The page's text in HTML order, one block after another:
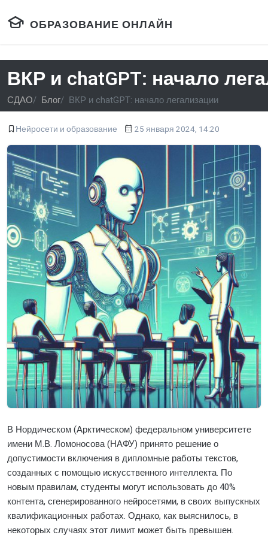
ОБРАЗОВАНИЕ ОНЛАЙН
ВКР и chatGPT: начало
СДАО Блог ВКР и chatGPT: начало легализации
Нейросети и образование 25 января 2024, 14:20
В Нордическом (Арктическом) федеральном университете
имени М.В. Ломоносова (НАФУ) принято решение о
допустимости включения в дипломные работы текстов,
созданных с помощью искусственного интеллекта. По
новым правилам, студенты могут использовать до 40%
контента, сгенерированного нейросетями, в своих выпускных
квалификационных работах. Однако, как выяснилось, в
некоторых случаях этот лимит может быть превышен.